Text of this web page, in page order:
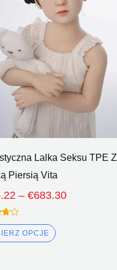
Lalka Seksu TPE Z
Piersią Vita
– €683.30
€683.30
OPCJE
wiele
wariantów.
Opcje
można
wybrać
na
produktu